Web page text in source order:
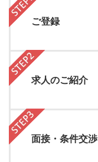
ご登録
求人のご紹介
面接・条件交渉